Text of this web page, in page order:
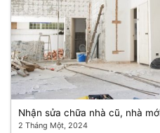
Nhận sửa chữa nhà cũ, nhà
LH 0944.709.079
2 Tháng Một, 2024